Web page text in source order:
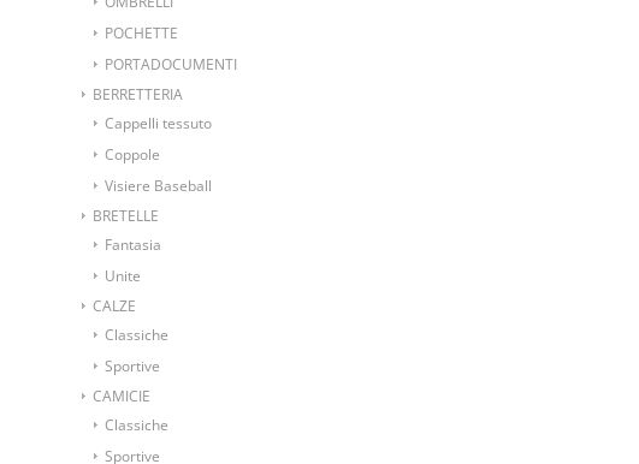
POCHETTE
PORTADOCUMENTI
BERRETTERIA
Cappelli tessuto
Coppole
Visiere Baseball
BRETELLE
Fantasia
Unite
CALZE
Classiche
Sportive
CAMICIE
Classiche
Sportive